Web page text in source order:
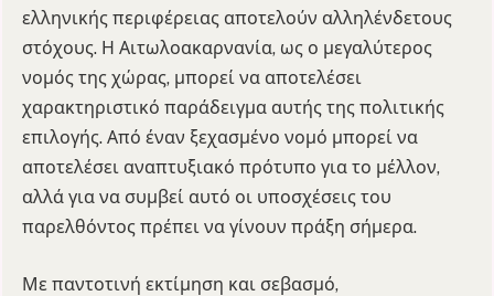
ελληνικής περιφέρειας αποτελούν αλληλένδετους
στόχους. Η Αιτωλοακαρνανία, ως ο μεγαλύτερος
νομός της χώρας, μπορεί να αποτελέσει
χαρακτηριστικό παράδειγμα αυτής της πολιτικής
επιλογής. Από έναν ξεχασμένο νομό μπορεί να
αποτελέσει αναπτυξιακό πρότυπο για το μέλλον,
αλλά για να συμβεί αυτό οι υποσχέσεις του
παρελθόντος πρέπει να γίνουν πράξη σήμερα.
Με παντοτινή εκτίμηση και σεβασμό,